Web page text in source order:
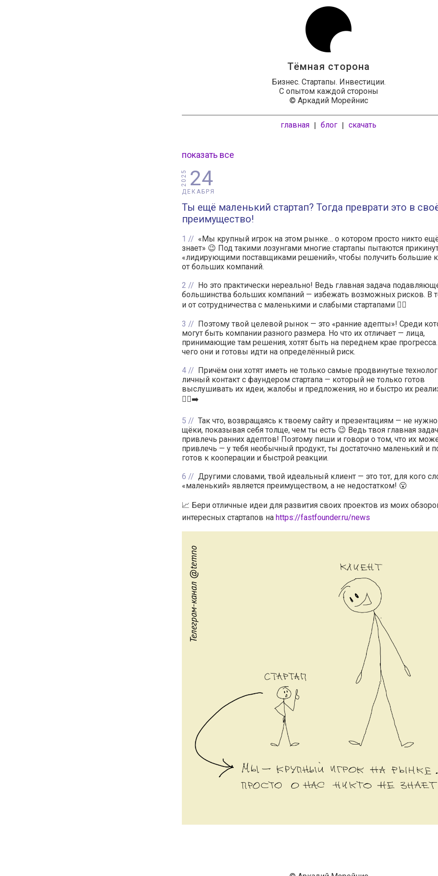
Тёмная сторона
Бизнес. Стартапы. Инвестиции.
С опытом каждой стороны
© Аркадий Морейнис
главная | блог | скачать
показать все
24
ДЕКАБРЯ
2025
Ты ещё маленький стартап? Тогда преврати это в
преимущество!
1
«Мы крупный игрок на этом рынке… о котором просто никто
знает» 😉 Под такими лозунгами многие стартапы пытаются
«лидирующими поставщиками решений», чтобы получить большие
от больших компаний.
2
Но это практически нереально! Ведь главная задача
большинства больших компаний — избежать возможных рисков. В
и от сотрудничества с маленькими и слабыми стартапами 🙅‍♂️
3
Поэтому твой целевой рынок — это «ранние адепты»! Среди
могут быть компании разного размера. Но что их отличает — лица,
принимающие там решения, хотят быть на переднем крае
чего они и готовы идти на определённый риск.
4
Причём они хотят иметь не только самые продвинутые
личный контакт с фаундером стартапа — который не только готов
выслушивать их идеи, жалобы и предложения, но и быстро их
🏃‍♂️‍➡️
5
Так что, возвращаясь к твоему сайту и презентациям — не
щёки, показывая себя толще, чем ты есть 😉 Ведь твоя главная
привлечь ранних адептов! Поэтому пиши и говори о том, что их
привлечь — у тебя необычный продукт, ты достаточно маленький и
готов к кооперации и быстрой реакции.
6
Другими словами, твой идеальный клиент — это тот, для кого
«маленький» является преимуществом, а не недостатком! 😮
📈 Бери отличные идеи для развития своих проектов из моих
интересных стартапов на https://fastfounder.ru/news